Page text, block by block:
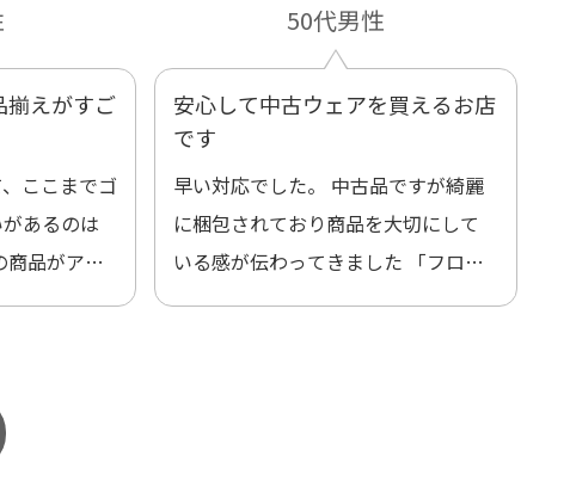
揃えがすご
ここまでゴ
あるのは
商品がアッ
ックする
50代男性
安心して中古ウェアを買えるお店
です
早い対応でした。 中古品ですが綺麗
に梱包されており商品を大切にして
いる感が伝わってきました 「フロン
ト部分に汚れあり」と記載ありまし